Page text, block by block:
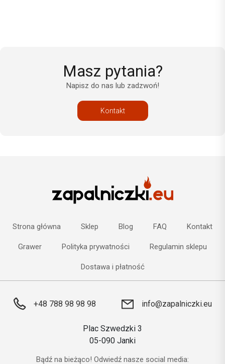
Masz pytania?
Napisz do nas lub zadzwoń!
Kontakt
Strona główna Sklep Blog FAQ Kontakt
Grawer Polityka prywatności Regulamin sklepu
Dostawa i płatność
+48 788 98 98 98 info@zapalniczki.eu
Plac Szwedzki 3
05-090 Janki
Bądź na bieżąco! Odwiedź nasze social media: